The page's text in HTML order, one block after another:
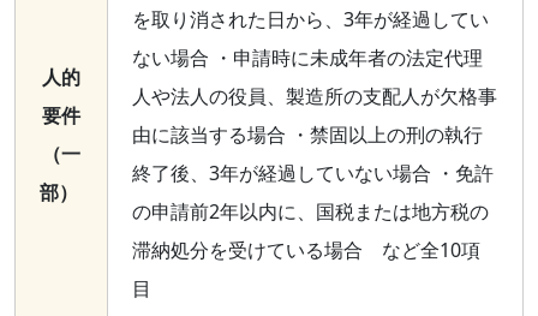
人的
要件
（一
部）
を取り消された日から、3年が経過してい
ない場合 ・申請時に未成年者の法定代理
人や法人の役員、製造所の支配人が欠格事
由に該当する場合 ・禁固以上の刑の執行
終了後、3年が経過していない場合 ・免許
の申請前2年以内に、国税または地方税の
滞納処分を受けている場合 など全10項
目